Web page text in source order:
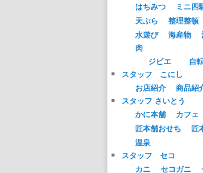
はちみつ
ミニ四
天ぷら
整理整頓
水遊び
海産物
肉
ジビエ
自
スタッフ こにし
お店紹介
商品紹
スタッフ さいとう
かに本舗
カフェ
匠本舗おせち
匠
温泉
スタッフ セコ
カニ
セコガニ